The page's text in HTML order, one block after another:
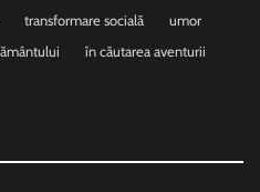
transformare socială
umor
în căutarea aventurii